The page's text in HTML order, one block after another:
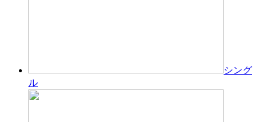
シング
ル